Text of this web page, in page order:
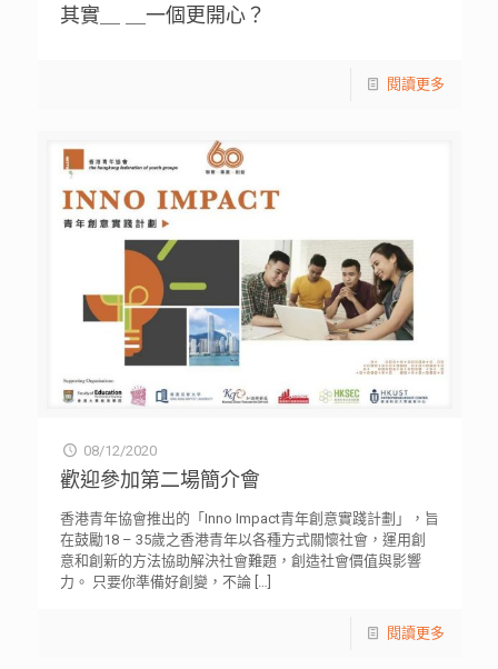
其實＿ ＿一個更開心？
閱讀更多
08/12/2020
歡迎參加第二場簡介會
香港青年協會推出的「Inno Impact青年創意實踐計劃」，旨
在鼓勵18 – 35歲之香港青年以各種方式關懷社會，運用創
意和創新的方法協助解決社會難題，創造社會價值與影響
力。 只要你準備好創變，不論[…]
閱讀更多